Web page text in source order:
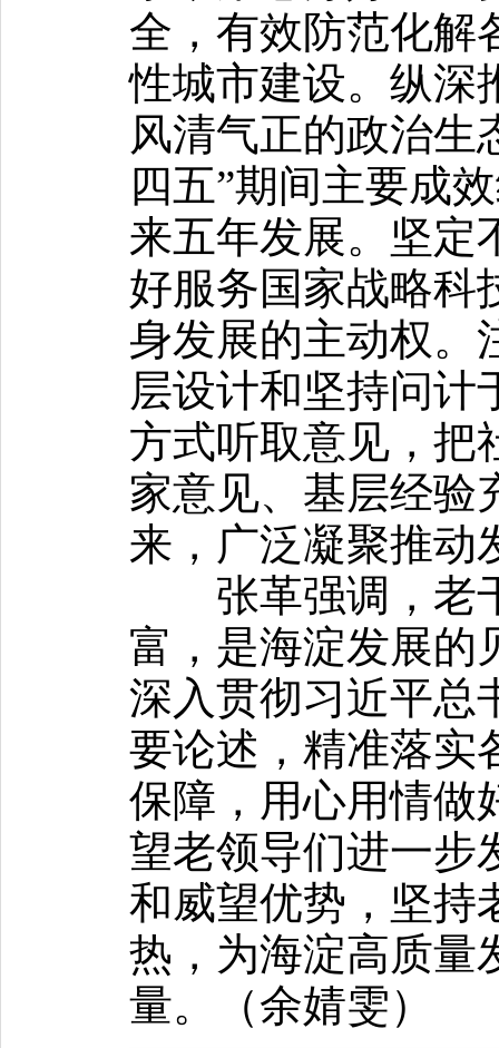
全，有效防范化解
性城市建设。纵深
风清气正的政治生
四五”期间主要成
来五年发展。坚定
好服务国家战略科
身发展的主动权。
层设计和坚持问计
方式听取意见，把
家意见、基层经验
来，广泛凝聚推动
张革强调，老
富，是海淀发展的
深入贯彻习近平总
要论述，精准落实
保障，用心用情做
望老领导们进一步
和威望优势，坚持
热，为海淀高质量
量。（余婧雯）